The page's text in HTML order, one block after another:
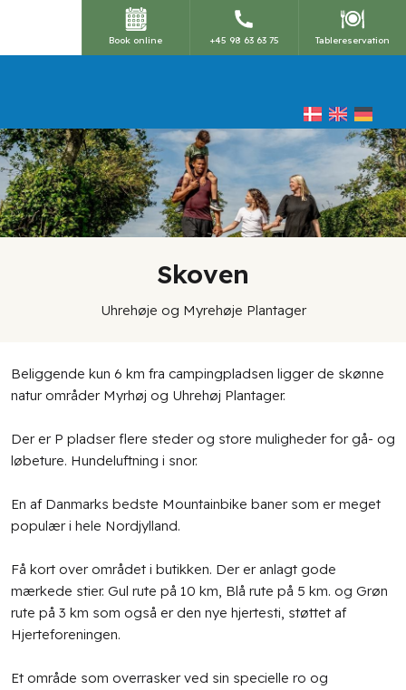
Book online +45 98 63 63 75 Tablereservation
Skoven
Uhrehøje og Myrehøje Plantager​
​Beliggende kun 6 km fra campingpladsen ligger de skønne
natur områder Myrhøj og Uhrehøj Plantager.
Der er P pladser flere steder og store muligheder for gå- og
løbeture. Hundeluftning i snor.
En af Danmarks bedste Mountainbike baner som er meget
populær i hele Nordjylland.
Få kort over området i butikken. Der er anlagt gode
mærkede stier. Gul rute på 10 km, Blå rute på 5 km. og Grøn
rute på 3 km som også er den nye hjertesti, støttet af
Hjerteforeningen.
Et område som overrasker ved sin specielle ro og